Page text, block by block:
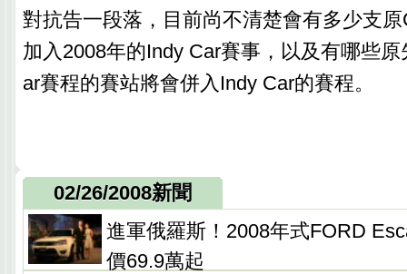
對抗告一段落，目前尚不清楚會有多少支
加入2008年的Indy Car賽事，以及有哪些
ar賽程的賽站將會併入Indy Car的賽程。
02/26/2008新聞
進軍俄羅斯！2008年式FORD
價69.9萬起